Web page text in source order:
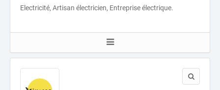
Electricité, Artisan électricien, Entreprise électrique.